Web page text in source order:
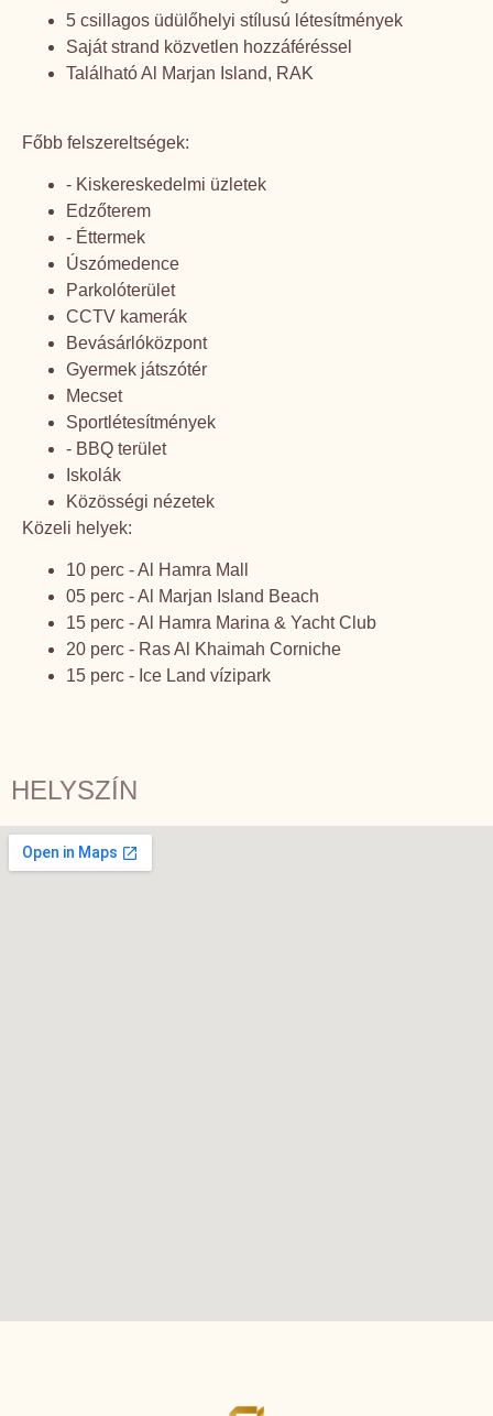
5 csillagos üdülőhelyi stílusú létesítmények
Saját strand közvetlen hozzáféréssel
Található Al Marjan Island, RAK
Főbb felszereltségek:
- Kiskereskedelmi üzletek
Edzőterem
- Éttermek
Úszómedence
Parkolóterület
CCTV kamerák
Bevásárlóközpont
Gyermek játszótér
Mecset
Sportlétesítmények
- BBQ terület
Iskolák
Közösségi nézetek
Közeli helyek:
10 perc - Al Hamra Mall
05 perc - Al Marjan Island Beach
15 perc - Al Hamra Marina & Yacht Club
20 perc - Ras Al Khaimah Corniche
15 perc - Ice Land vízipark
HELYSZÍN